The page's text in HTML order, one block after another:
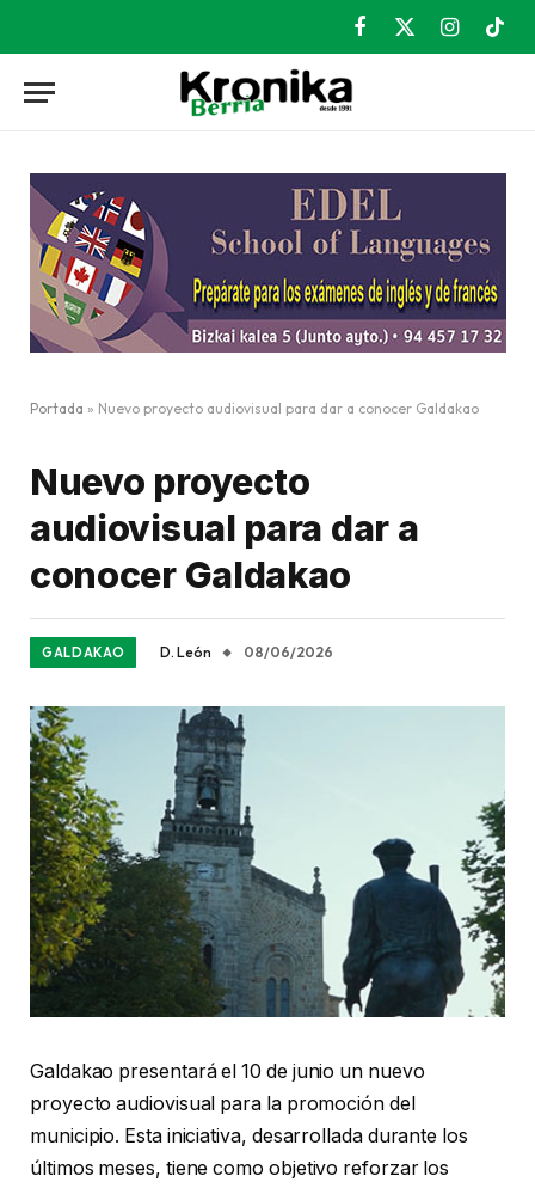
Facebook
X
Instagram
Portada » Nuevo proyecto audiovisual para dar a conocer Galdakao
Nuevo proyecto
audiovisual para dar a
conocer Galdakao
GALDAKAO D. León 08/06/2026
Galdakao presentará el 10 de junio un nuevo
proyecto audiovisual para la promoción del
municipio. Esta iniciativa, desarrollada durante los
últimos meses, tiene como objetivo reforzar los